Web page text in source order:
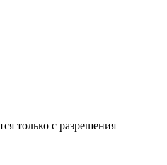
только с разрешения